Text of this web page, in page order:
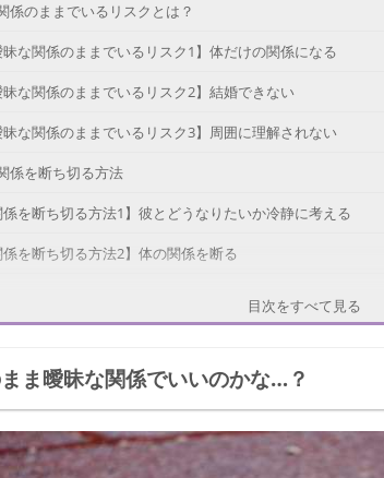
係のままでいるリスクとは？
昧な関係のままでいるリスク1】体だけの関係になる
昧な関係のままでいるリスク2】結婚できない
昧な関係のままでいるリスク3】周囲に理解されない
係を断ち切る方法
係を断ち切る方法1】彼とどうなりたいか冷静に考える
係を断ち切る方法2】体の関係を断る
ち切ったあとはどうなる？
っきりさせよう！
目次をすべて見る
ま曖昧な関係でいいのかな…？